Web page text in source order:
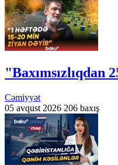
"Baxımsızlıqdan
Cəmiyyət
05 avqust 2026 206 baxış